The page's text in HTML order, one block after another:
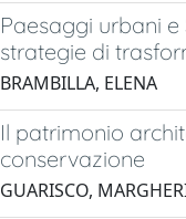
Paesaggi urbani
strategie di
BRAMBILLA, ELENA
Il patrimonio
conservazione
GUARISCO,